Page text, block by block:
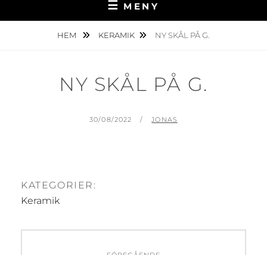
MENY
HEM KERAMIK NY SKÅL PÅ G.
NY SKÅL PÅ G.
PUBLICERAT
30/08/2022 AV
JONAS
KATEGORIER:
Keramik